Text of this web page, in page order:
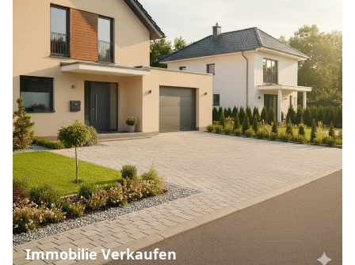
Immobilie Verkaufen